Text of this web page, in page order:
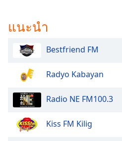
window.
Beginning
dialog
window.
cancel
แนะนำ
Bestfriend FM
Radyo Kabayan
Radio NE FM100.3
Kiss FM Kilig